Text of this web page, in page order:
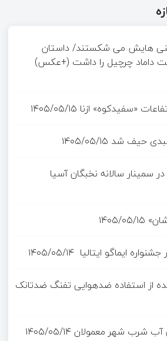
هایش می شکستند/ داستان
داماد چرچیل را داشت (+عکس)
«سفیدکوه» ازنا ۱۴۰۵/۰۵/۱۵
عبدی حیف شد ۱۴۰۵/۰۵/۱۵
سمینار سالانه نخبگان آسیا
۱۴۰۵/۰۵/۱۵
ایماگو ایتالیا ۱۴۰۵/۰۵/۱۴
از استفاده ضدهوایی تفنگ ضدتانک
آب شرب شهر معمولان۱۴۰۵/۰۵/۱۴